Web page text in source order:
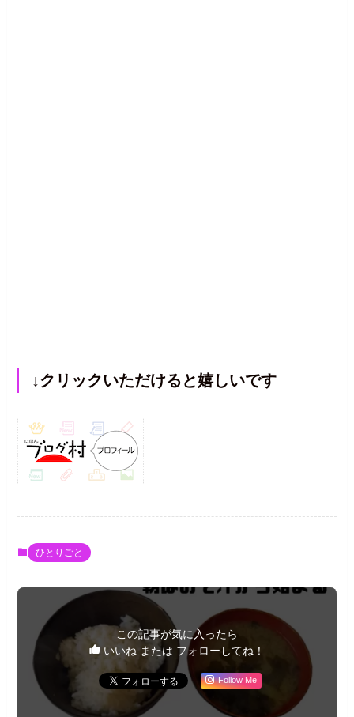
↓クリックいただけると嬉しいです
ひとりごと
この記事が気に入ったら
いいね または フォローしてね！
Follow Me